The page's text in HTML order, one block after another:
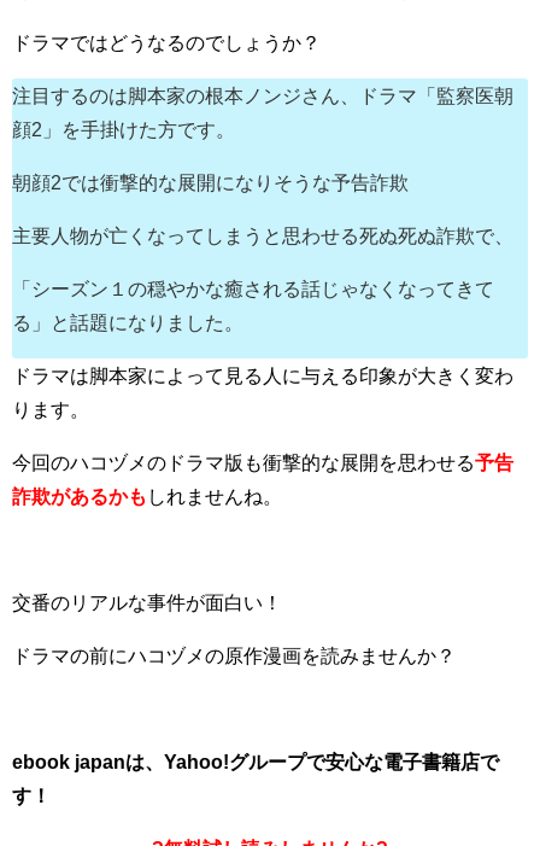
ドラマではどうなるのでしょうか？
注目するのは脚本家の根本ノンジさん、ドラマ「監察医朝
顔2」を手掛けた方です。
朝顔2では衝撃的な展開になりそうな予告詐欺
主要人物が亡くなってしまうと思わせる死ぬ死ぬ詐欺で、
「シーズン１の穏やかな癒される話じゃなくなってきて
る」と話題になりました。
ドラマは脚本家によって見る人に与える印象が大きく変わ
ります。
今回のハコヅメのドラマ版も衝撃的な展開を思わせる予告
詐欺があるかも しれませんね。
交番のリアルな事件が面白い！
ドラマの前にハコヅメの原作漫画を読みませんか？
ebook japanは、Yahoo!グループで安心な電子書籍店で
す！